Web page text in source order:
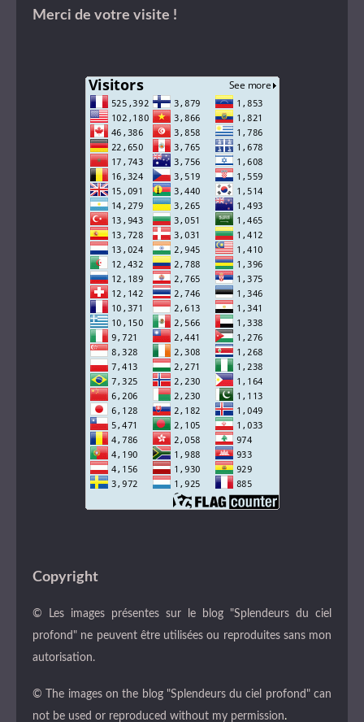
Merci de votre visite !
Copyright
© Les images présentes sur le blog "Splendeurs du ciel
profond" ne peuvent être utilisées ou reproduites sans mon
autorisation.
© The images on the blog "Splendeurs du ciel profond" can
not be used or reproduced without my permission.